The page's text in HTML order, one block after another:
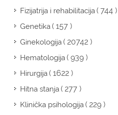
Fizijatrija i rehabilitacija( 744 )
Genetika( 157 )
Ginekologija( 20742 )
Hematologija( 939 )
Hirurgija( 1622 )
Hitna stanja( 277 )
Klinička psihologija( 229 )